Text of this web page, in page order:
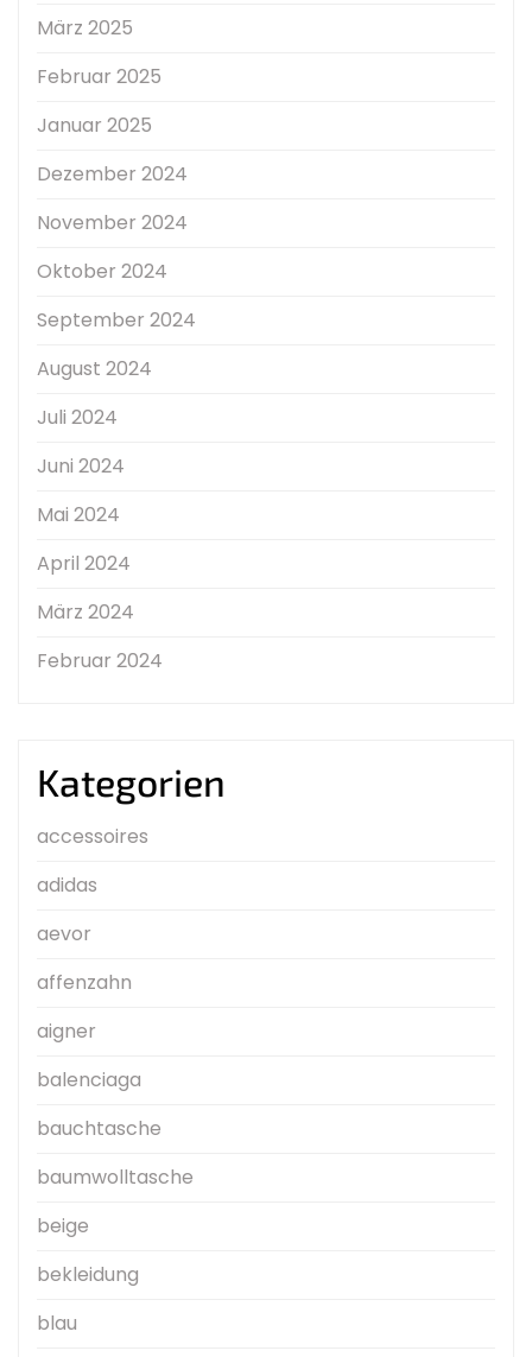
März 2025
Februar 2025
Januar 2025
Dezember 2024
November 2024
Oktober 2024
September 2024
August 2024
Juli 2024
Juni 2024
Mai 2024
April 2024
März 2024
Februar 2024
Kategorien
accessoires
adidas
aevor
affenzahn
aigner
balenciaga
bauchtasche
baumwolltasche
beige
bekleidung
blau